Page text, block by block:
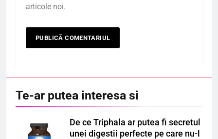
articole noi.
Te-ar putea interesa si
De ce Triphala ar putea fi secretul
unei digestii perfecte pe care nu-l